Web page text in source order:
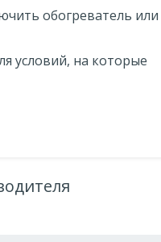
обогреватель или
условий, на которые